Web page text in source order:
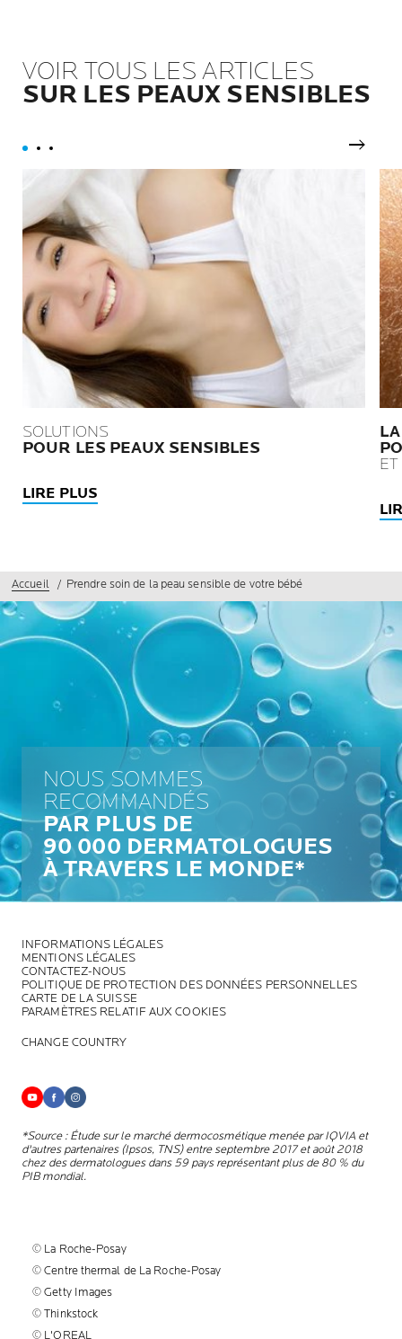
VOIR TOUS LES ARTICLES
SUR LES PEAUX SENSIBLES
SOLUTIONS
POUR LES PEAUX SENSIBLES
LIRE PLUS
Accueil Prendre soin de la peau sensible de votre bébé
NOUS SOMMES
RECOMMANDÉS
PAR PLUS DE
90 000 DERMATOLOGUES
À TRAVERS LE MONDE*
INFORMATIONS LÉGALES
MENTIONS LÉGALES
CONTACTEZ-NOUS
POLITIQUE DE PROTECTION DES DONNÉES PERSONNELLES
CARTE DE LA SUISSE
PARAMÈTRES RELATIF AUX COOKIES
CHANGE COUNTRY
*Source : Étude sur le marché dermocosmétique menée par IQVIA et
d'autres partenaires (Ipsos, TNS) entre septembre 2017 et août 2018
chez des dermatologues dans 59 pays représentant plus de 80 % du
PIB mondial.
© La Roche-Posay
© Centre thermal de La Roche-Posay
© Getty Images
© Thinkstock
© L'OREAL